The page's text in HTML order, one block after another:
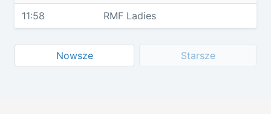
11:58 RMF Ladies
Nowsze Starsze